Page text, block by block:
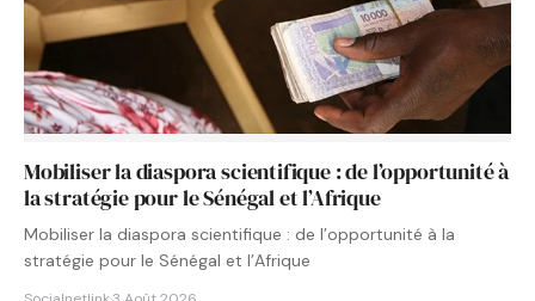
Mobiliser la diaspora scientifique : de l’opportunité à
la stratégie pour le Sénégal et l’Afrique
Mobiliser la diaspora scientifique : de l’opportunité à la
stratégie pour le Sénégal et l’Afrique